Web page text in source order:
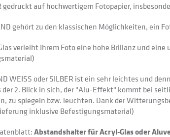
gedruckt auf hochwertigem Fotopapier,
gehört zu den klassischen Möglichkeiten, ein
Glas verleiht Ihrem Foto eine hohe Brillanz und
WEISS oder SILBER ist ein sehr leichtes und
der 2. Blick in sich, der "Alu-Effekt" kommt bei
zu spiegeln bzw. leuchten. Dank der
inklusive Befestigungsmaterial)
Abstandshalter für Acryl-Glas oder